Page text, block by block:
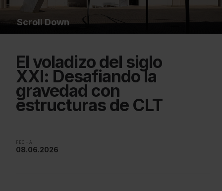
Scroll Down
El voladizo del siglo
XXI: Desafiando la
gravedad con
estructuras de CLT
FECHA
08.06.2026